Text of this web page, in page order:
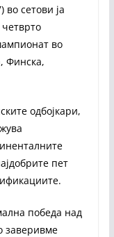
во сетови ја
во
Финска,
одбојкари,
пет
победа над
заверивме